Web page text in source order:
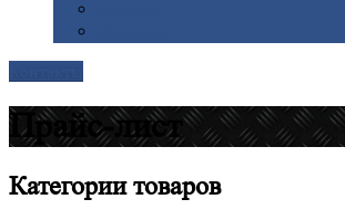
Прайс-лист
Категориитоваров